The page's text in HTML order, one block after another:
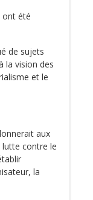
ont été
de sujets
la vision des
et le
aux
lutte contre le
la